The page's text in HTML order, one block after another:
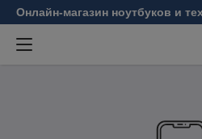
Онлайн-магазин ноутбуков и